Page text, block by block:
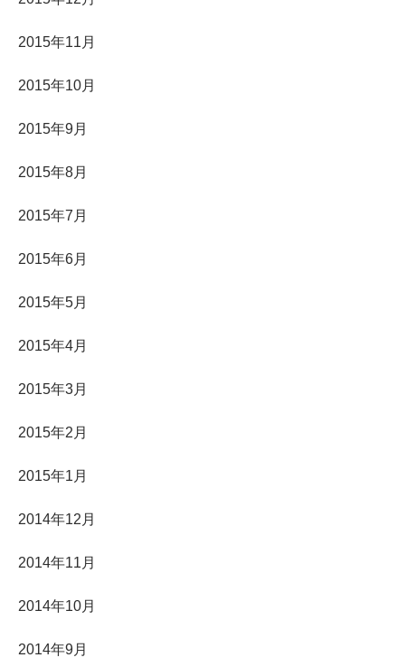
2015年11月
2015年10月
2015年9月
2015年8月
2015年7月
2015年6月
2015年5月
2015年4月
2015年3月
2015年2月
2015年1月
2014年12月
2014年11月
2014年10月
2014年9月